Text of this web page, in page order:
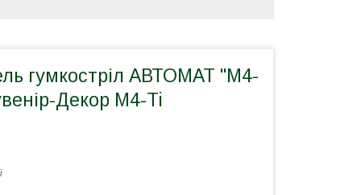
гумкостріл АВТОМАТ "M4-
Декор M4-Ti